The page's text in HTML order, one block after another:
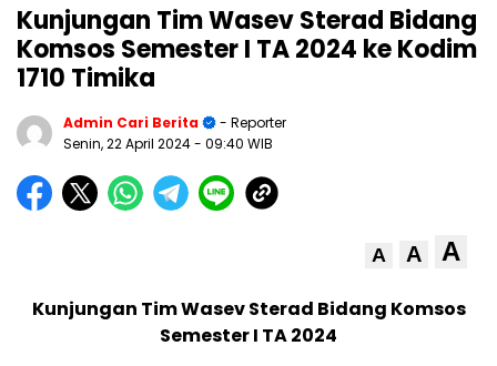
Kunjungan Tim Wasev Sterad Bidang
Komsos Semester I TA 2024 ke Kodim
1710 Timika
Admin Cari Berita
- Reporter
Senin, 22 April 2024- 09:40 WIB
A A A
Kunjungan Tim Wasev Sterad Bidang Komsos
Semester I TA 2024